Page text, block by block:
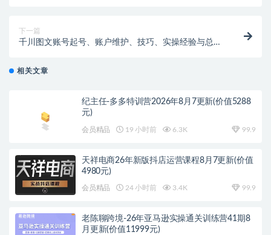
下一篇
千川图文账号起号、账户维护、技巧、实操经验与总结
相关文章
纪主任-多多特训营2026年8月7更新(价值5288
元)
会员精品 19 小时前 6.3K 99.9
天祥电商26年新版抖店运营课程8月7更新(价值
4980元)
会员精品 24 小时前 3.4K 99.9
老陈聊跨境-26年亚马逊实操通关训练营41期8
月更新(价值11999元)